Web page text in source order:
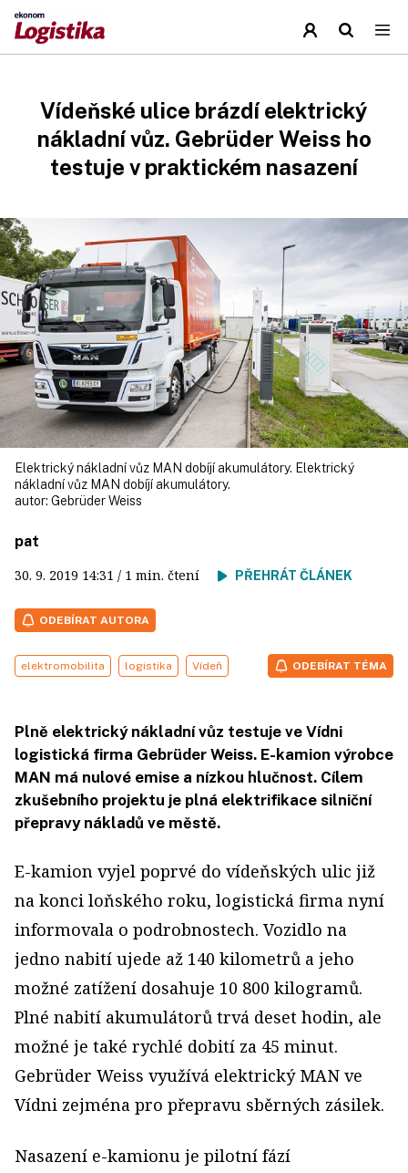
Vídeňské ulice brázdí elektrický
nákladní vůz. Gebrüder Weiss ho
testuje v praktickém nasazení
Elektrický nákladní vůz MAN dobíjí akumulátory. Elektrický
nákladní vůz MAN dobíjí akumulátory.
autor: Gebrüder Weiss
pat
30. 9. 2019 14:31 / 1 min. čtení PŘEHRÁT ČLÁNEK
ODEBÍRAT AUTORA
elektromobilita logistika Vídeň ODEBÍRAT TÉMA
Plně elektrický nákladní vůz testuje ve Vídni
logistická firma Gebrüder Weiss. E-kamion výrobce
MAN má nulové emise a nízkou hlučnost. Cílem
zkušebního projektu je plná elektrifikace silniční
přepravy nákladů ve městě.
E-kamion vyjel poprvé do vídeňských ulic již
na konci loňského roku, logistická firma nyní
informovala o podrobnostech. Vozidlo na
jedno nabití ujede až 140 kilometrů a jeho
možné zatížení dosahuje 10 800 kilogramů.
Plné nabití akumulátorů trvá deset hodin, ale
možné je také rychlé dobití za 45 minut.
Gebrüder Weiss využívá elektrický MAN ve
Vídni zejména pro přepravu sběrných zásilek.
Nasazení e-kamionu je pilotní fází